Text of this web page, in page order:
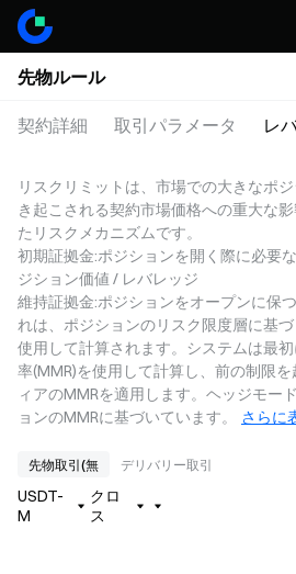
先物ルール
契約詳細 取引パラメータ レ
リスクリミットは、市場での大きなポ
き起こされる契約市場価格への重大な
たリスクメカニズムです。
初期証拠金:ポジションを開く際に必要
ジション価値 / レバレッジ
維持証拠金:ポジションをオープンに保
れは、ポジションのリスク限度層に基
使用して計算されます。システムは最
率(MMR)を使用して計算し、前の制限
ィアのMMRを適用します。ヘッジモー
ョンのMMRに基づいています。
さらに
先物取引(無 デリバリー取引
USDT-
M
クロ
ス